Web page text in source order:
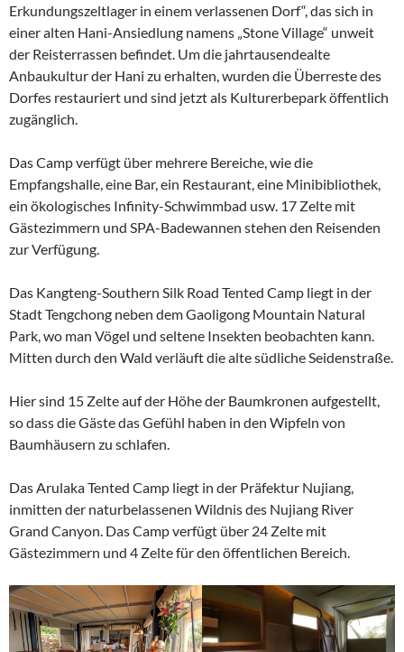
Erkundungszeltlager in einem verlassenen Dorf“, das sich in
einer alten Hani-Ansiedlung namens „Stone Village“ unweit
der Reisterrassen befindet. Um die jahrtausendealte
Anbaukultur der Hani zu erhalten, wurden die Überreste des
Dorfes restauriert und sind jetzt als Kulturerbepark öffentlich
zugänglich.
Das Camp verfügt über mehrere Bereiche, wie die
Empfangshalle, eine Bar, ein Restaurant, eine Minibibliothek,
ein ökologisches Infinity-Schwimmbad usw. 17 Zelte mit
Gästezimmern und SPA-Badewannen stehen den Reisenden
zur Verfügung.
Das Kangteng-Southern Silk Road Tented Camp liegt in der
Stadt Tengchong neben dem Gaoligong Mountain Natural
Park, wo man Vögel und seltene Insekten beobachten kann.
Mitten durch den Wald verläuft die alte südliche Seidenstraße.
Hier sind 15 Zelte auf der Höhe der Baumkronen aufgestellt,
so dass die Gäste das Gefühl haben in den Wipfeln von
Baumhäusern zu schlafen.
Das Arulaka Tented Camp liegt in der Präfektur Nujiang,
inmitten der naturbelassenen Wildnis des Nujiang River
Grand Canyon. Das Camp verfügt über 24 Zelte mit
Gästezimmern und 4 Zelte für den öffentlichen Bereich.